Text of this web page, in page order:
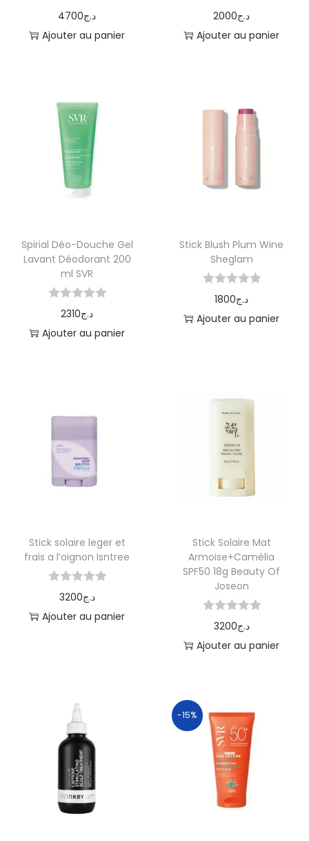
4700د.ج
Ajouter au panier
2000د.ج
Ajouter au panier
Spirial Déo-Douche Gel
Lavant Déodorant 200
ml SVR
2310د.ج
Ajouter au panier
Stick Blush Plum Wine
Sheglam
1800د.ج
Ajouter au panier
Stick solaire leger et
frais a l’oignon Isntree
3200د.ج
Ajouter au panier
Stick Solaire Mat
Armoise+Camélia
SPF50 18g Beauty Of
Joseon
3200د.ج
Ajouter au panier
-15%